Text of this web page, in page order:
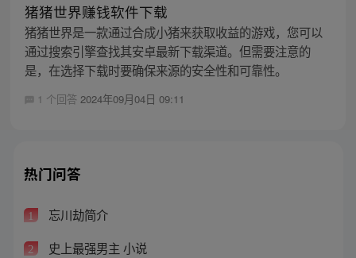
猪猪世界赚钱软件下载
猪猪世界是一款通过合成小猪来获取收益的游戏，您可以
通过搜索引擎查找其安卓最新下载渠道。但需要注意的
是，在选择下载时要确保来源的安全性和可靠性。
1 个回答 2024年09月04日 09:11
热门问答
1 忘川劫简介
2 史上最强男主 小说